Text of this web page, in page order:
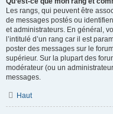
Les rangs, qui peuvent être
de messages postés ou
et administrateurs. En général,
l’intitulé d’un rang car il est
poster des messages sur le
supérieur. Sur la plupart des
modérateur (ou un
messages.
Haut